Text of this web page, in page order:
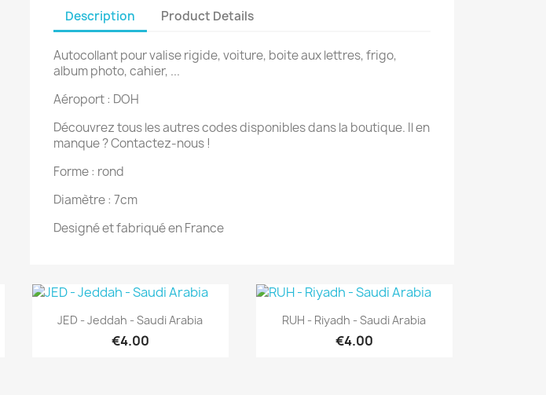
Description Product Details
Autocollant pour valise rigide, voiture, boite aux lettres, frigo,
album photo, cahier, ...
Aéroport : DOH
Découvrez tous les autres codes disponibles dans la boutique. Il en
manque ? Contactez-nous !
Forme : rond
Diamètre : 7cm
Designé et fabriqué en France
Quick view
JED - Jeddah - Saudi Arabia
€4.00
Quick view
RUH - Riyadh - Saudi Arabia
€4.00